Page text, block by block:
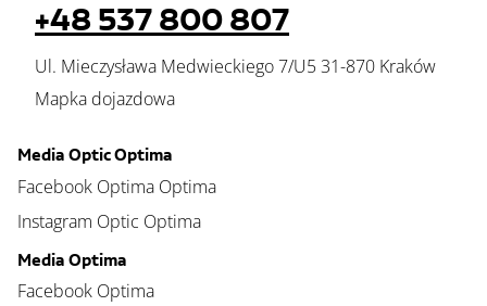
+48 537 800 807
Ul. Mieczysława Medwieckiego 7/U5 31-870 Kraków
Mapka dojazdowa
Media Optima
Facebook Optima
Media Optic Optima
Facebook Optima Optima
Instagram Optic Optima